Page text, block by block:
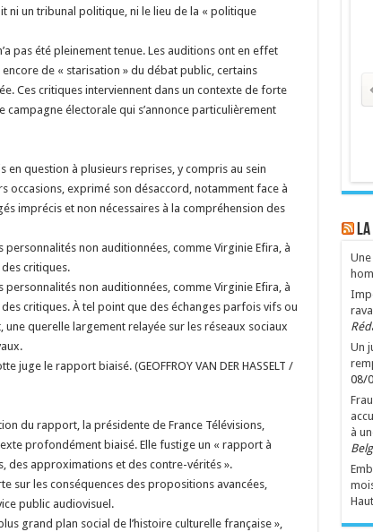
ni un tribunal politique, ni le lieu de la « politique
pas été pleinement tenue. Les auditions ont en effet
de « starisation » du débat public, certains
Ces critiques interviennent dans un contexte de forte
campagne électorale qui s’annonce particulièrement
en question à plusieurs reprises, y compris au sein
occasions, exprimé son désaccord, notamment face à
imprécis et non nécessaires à la compréhension des
non auditionnées, comme Virginie Efira, à
critiques.
non auditionnées, comme Virginie Efira, à
critiques. À tel point que des échanges parfois vifs ou
querelle largement relayée sur les réseaux sociaux
juge le rapport biaisé. (GEOFFROY VAN DER HASSELT /
du rapport, la présidente de France Télévisions,
profondément biaisé. Elle fustige un « rapport à
des approximations et des contre-vérités ».
sur les conséquences des propositions avancées,
public audiovisuel.
grand plan social de l’histoire culturelle française »,
Un
08/
à